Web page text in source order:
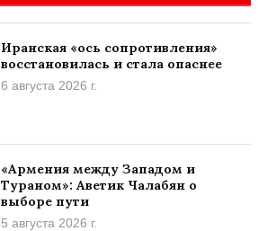
Иранская «ось сопротивления»
восстановилась и стала опаснее
6 августа 2026 г.
«Армения между Западом и
Тураном»: Аветик Чалабян о
выборе пути
5 августа 2026 г.